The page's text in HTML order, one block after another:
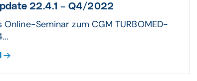
22.4.1 – Q4/2022
Online-Seminar zum CGM TURBOMED-